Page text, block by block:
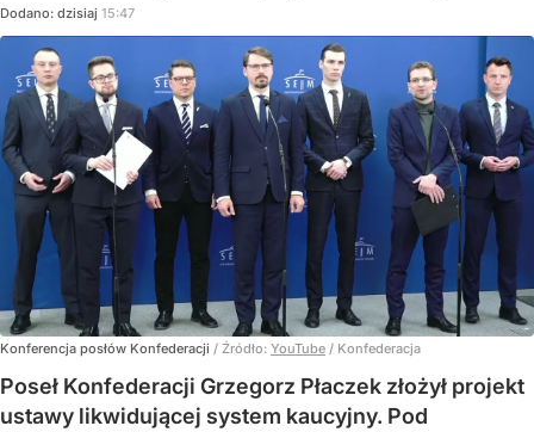
Dodano: dzisiaj 15:47
Konferencja posłów Konfederacji / Źródło: YouTube / Konfederacja
Poseł Konfederacji Grzegorz Płaczek złożył projekt
ustawy likwidującej system kaucyjny. Pod